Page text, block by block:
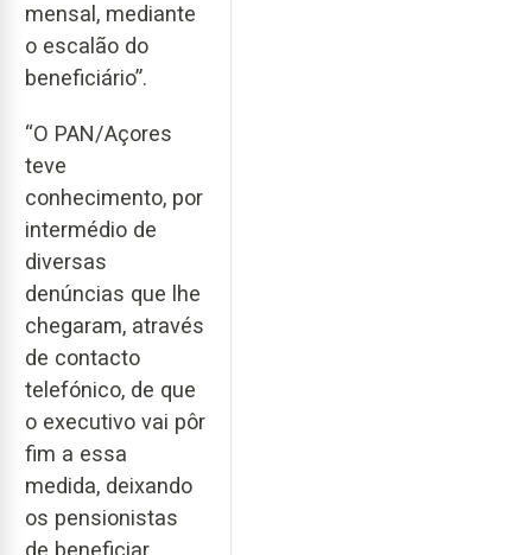
mensal, mediante
o escalão do
beneficiário”.
“O PAN/Açores
teve
conhecimento, por
intermédio de
diversas
denúncias que lhe
chegaram, através
de contacto
telefónico, de que
o executivo vai pôr
fim a essa
medida, deixando
os pensionistas
de beneficiar